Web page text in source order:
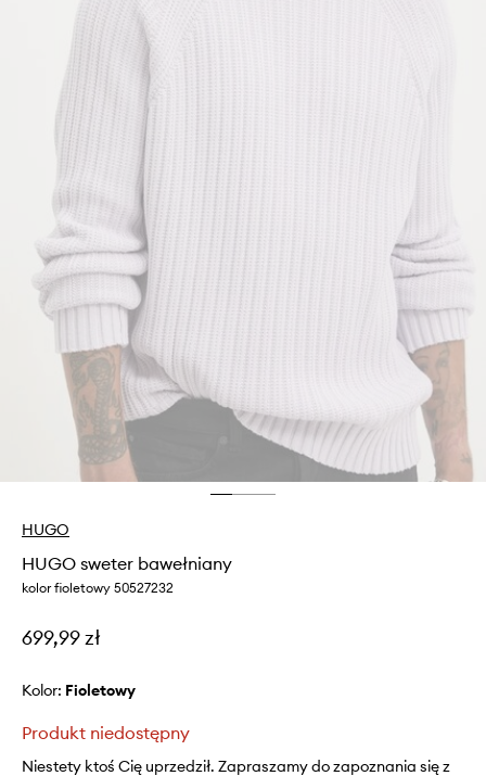
HUGO
HUGO sweter bawełniany
kolor fioletowy 50527232
699,99 zł
Kolor: fioletowy
Produkt niedostępny
Niestety ktoś Cię uprzedził. Zapraszamy do zapoznania się z